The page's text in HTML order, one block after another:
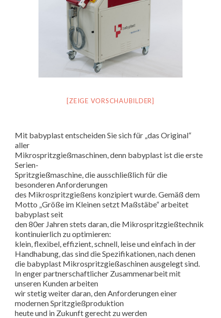
[ZEIGE VORSCHAUBILDER]
Mit babyplast entscheiden Sie sich für „das Original“
aller
Mikrospritzgießmaschinen, denn babyplast ist die erste
Serien-
Spritzgießmaschine, die ausschließlich für die
besonderen Anforderungen
des Mikrospritzgießens konzipiert wurde. Gemäß dem
Motto „Größe im Kleinen setzt Maßstäbe“ arbeitet
babyplast seit
den 80er Jahren stets daran, die Mikrospritzgießtechnik
kontinuierlich zu optimieren:
klein, flexibel, effizient, schnell, leise und einfach in der
Handhabung, das sind die Spezifikationen, nach denen
die babyplast Mikrospritzgießaschinen ausgelegt sind.
In enger partnerschaftlicher Zusammenarbeit mit
unseren Kunden arbeiten
wir stetig weiter daran, den Anforderungen einer
modernen Spritzgießproduktion
heute und in Zukunft gerecht zu werden